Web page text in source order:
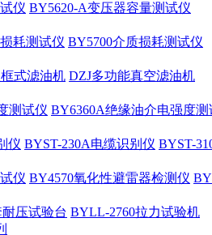
仪 BY5620-A变压器容量测试仪
耗测试仪 BY5700介质损耗测试仪
式滤油机 DZJ多功能真空滤油机
测试仪 BY6360A绝缘油介电强度测
仪 BYST-230A电缆识别仪 BYST-
仪 BY4570氧化性避雷器检测仪
压试验台 BYLL-2760拉力试验机